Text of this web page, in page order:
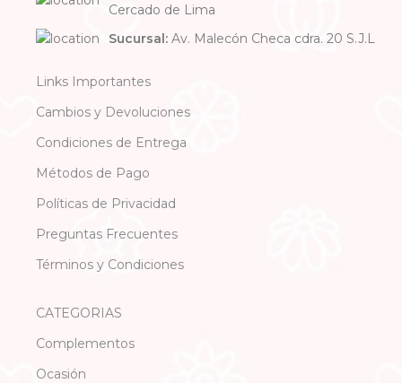
Cercado de Lima
Sucursal: Av. Malecón Checa cdra. 20 S.J.L
Links Importantes
Cambios y Devoluciones
Condiciones de Entrega
Métodos de Pago
Políticas de Privacidad
Preguntas Frecuentes
Términos y Condiciones
CATEGORIAS
Complementos
Ocasión